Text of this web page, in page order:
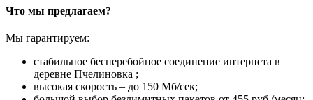
Что мы предлагаем?
Мы гарантируем:
стабильное бесперебойное соединение интернета в
деревне Пчелиновка ;
высокая скорость – до 150 Мб/сек;